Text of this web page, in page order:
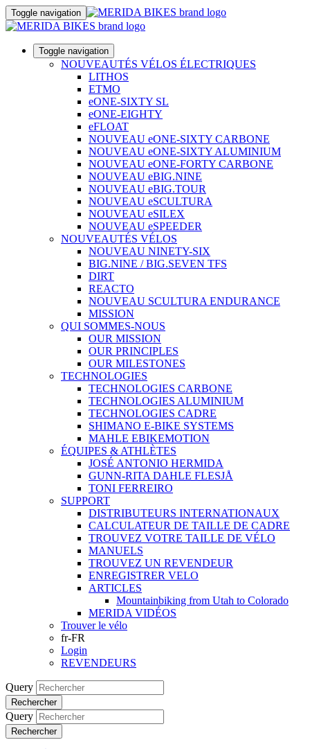
Toggle navigation
Toggle navigation
NOUVEAUTÉS VÉLOS ÉLECTRIQUES
LITHOS
ETMO
eONE-SIXTY SL
eONE-EIGHTY
eFLOAT
NOUVEAU eONE-SIXTY CARBONE
NOUVEAU eONE-SIXTY ALUMINIUM
NOUVEAU eONE-FORTY CARBONE
NOUVEAU eBIG.NINE
NOUVEAU eBIG.TOUR
NOUVEAU eSCULTURA
NOUVEAU eSILEX
NOUVEAU eSPEEDER
NOUVEAUTÉS VÉLOS
NOUVEAU NINETY-SIX
BIG.NINE / BIG.SEVEN TFS
DIRT
REACTO
NOUVEAU SCULTURA ENDURANCE
MISSION
QUI SOMMES-NOUS
OUR MISSION
OUR PRINCIPLES
OUR MILESTONES
TECHNOLOGIES
TECHNOLOGIES CARBONE
TECHNOLOGIES ALUMINIUM
TECHNOLOGIES CADRE
SHIMANO E-BIKE SYSTEMS
MAHLE EBIKEMOTION
ÉQUIPES & ATHLÈTES
JOSÉ ANTONIO HERMIDA
GUNN-RITA DAHLE FLESJÅ
TONI FERREIRO
SUPPORT
DISTRIBUTEURS INTERNATIONAUX
CALCULATEUR DE TAILLE DE CADRE
TROUVEZ VOTRE TAILLE DE VÉLO
MANUELS
TROUVEZ UN REVENDEUR
ENREGISTRER VELO
ARTICLES
Mountainbiking from Utah to Colorado
MERIDA VIDÉOS
Trouver le vélo
fr-FR
Login
REVENDEURS
Query
Rechercher
Query
Rechercher